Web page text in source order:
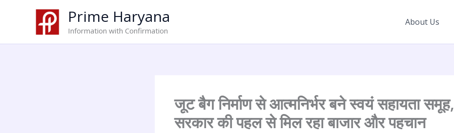
Prime Haryana
Information with Confirmation
About Us
जूट बैग निर्माण से आत्मनिर्भर बने स्वयं सहायता समूह,
सरकार की पहल से मिल रहा बाजार और पहचान